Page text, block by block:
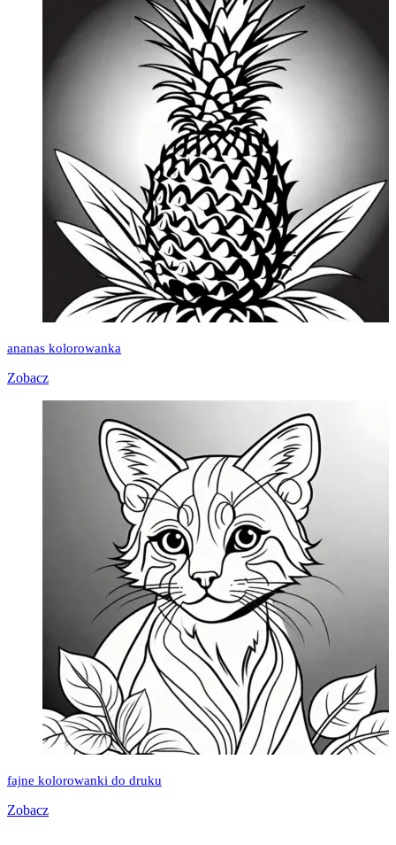
ananas kolorowanka
Zobacz
fajne kolorowanki do druku
Zobacz